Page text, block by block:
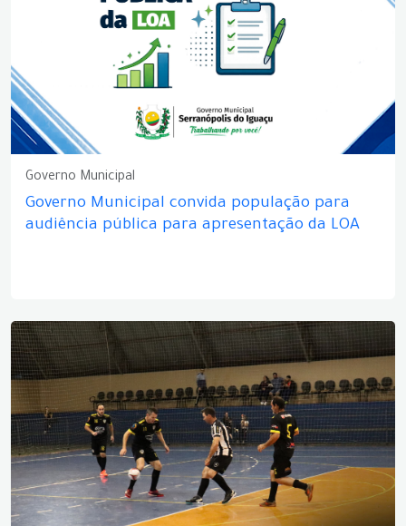
Governo Municipal
Governo Municipal convida população para
audiência pública para apresentação da LOA